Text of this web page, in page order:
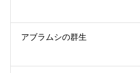
アブラムシの群生